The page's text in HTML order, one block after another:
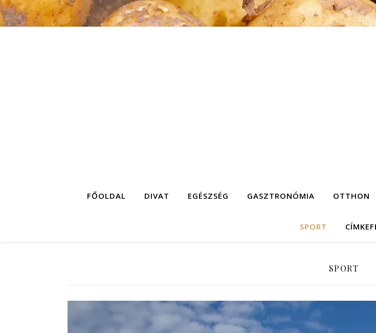
FŐOLDAL DIVAT EGÉSZSÉG GASZTRONÓMIA OTTHON
SPORT
SPORT